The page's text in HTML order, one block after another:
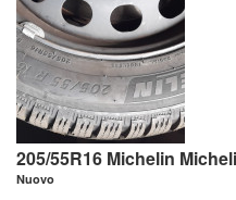
205/55R16 Michelin
Nuovo